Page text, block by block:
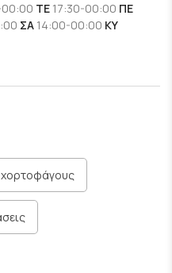
για όσους θέλουν να
γευστική εμπειρία στην
της γεύσης με
00:00 ΤΕ 17:30-00:00 ΠΕ
ΣΑ 14:00-00:00 ΚΥ
χορτοφάγους